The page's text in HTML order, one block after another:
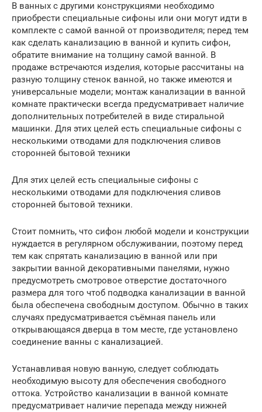
В ванных с другими конструкциями необходимо
приобрести специальные сифоны или они могут идти в
комплекте с самой ванной от производителя; перед тем
как сделать канализацию в ванной и купить сифон,
обратите внимание на толщину самой ванной. В
продаже встречаются изделия, которые рассчитаны на
разную толщину стенок ванной, но также имеются и
универсальные модели; монтаж канализации в ванной
комнате практически всегда предусматривает наличие
дополнительных потребителей в виде стиральной
машинки. Для этих целей есть специальные сифоны с
несколькими отводами для подключения сливов
сторонней бытовой техники
Для этих целей есть специальные сифоны с
несколькими отводами для подключения сливов
сторонней бытовой техники.
Стоит помнить, что сифон любой модели и конструкции
нуждается в регулярном обслуживании, поэтому перед
тем как спрятать канализацию в ванной или при
закрытии ванной декоративными панелями, нужно
предусмотреть смотровое отверстие достаточного
размера для того чтоб подводка канализации в ванной
была обеспечена свободным доступом. Обычно в таких
случаях предусматривается съёмная панель или
открывающаяся дверца в том месте, где установлено
соединение ванны с канализацией.
Устанавливая новую ванную, следует соблюдать
необходимую высоту для обеспечения свободного
оттока. Устройство канализации в ванной комнате
предусматривает наличие перепада между нижней